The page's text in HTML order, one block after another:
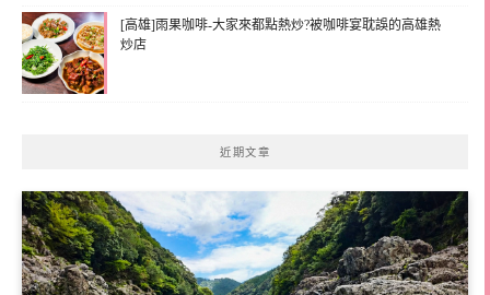
[高雄]雨果咖啡-大家來都點熱炒?被咖啡宴耽誤的高雄熱
炒店
近期文章